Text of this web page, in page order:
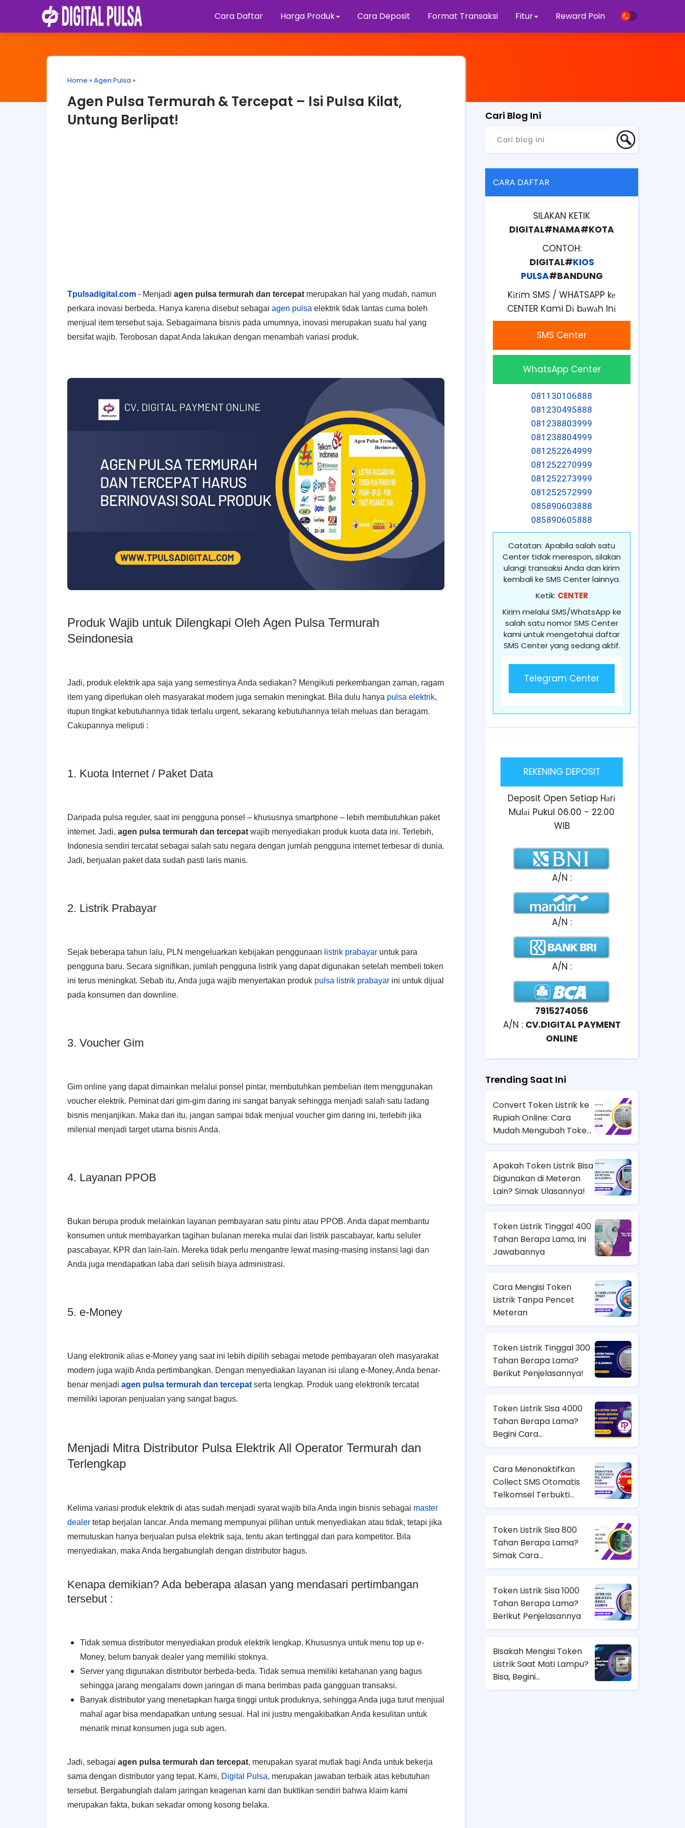
Cara Daftar Harga Produk Cara Deposit Format Transaksi Fitur Reward Poin
Home »Agen Pulsa »
Agen Pulsa Termurah & Tercepat – Isi Pulsa Kilat,
Untung Berlipat!
Tpulsadigital.com - Menjadi agen pulsa termurah dan tercepat merupakan hal yang mudah, namun
perkara inovasi berbeda. Hanya karena disebut sebagai agen pulsa elektrik tidak lantas cuma boleh
menjual item tersebut saja. Sebagaimana bisnis pada umumnya, inovasi merupakan suatu hal yang
bersifat wajib. Terobosan dapat Anda lakukan dengan menambah variasi produk.
Produk Wajib untuk Dilengkapi Oleh Agen Pulsa Termurah
Seindonesia
Jadi, produk elektrik apa saja yang semestinya Anda sediakan? Mengikuti perkembangan zaman, ragam
item yang diperlukan oleh masyarakat modern juga semakin meningkat. Bila dulu hanya pulsa elektrik,
itupun tingkat kebutuhannya tidak terlalu urgent, sekarang kebutuhannya telah meluas dan beragam.
Cakupannya meliputi :
1. Kuota Internet / Paket Data
Daripada pulsa reguler, saat ini pengguna ponsel – khususnya smartphone – lebih membutuhkan paket
internet. Jadi, agen pulsa termurah dan tercepat wajib menyediakan produk kuota data ini. Terlebih,
Indonesia sendiri tercatat sebagai salah satu negara dengan jumlah pengguna internet terbesar di dunia.
Jadi, berjualan paket data sudah pasti laris manis.
2. Listrik Prabayar
Sejak beberapa tahun lalu, PLN mengeluarkan kebijakan penggunaan listrik prabayar untuk para
pengguna baru. Secara signifikan, jumlah pengguna listrik yang dapat digunakan setelah membeli token
ini terus meningkat. Sebab itu, Anda juga wajib menyertakan produk pulsa listrik prabayar ini untuk dijual
pada konsumen dan downline.
3. Voucher Gim
Gim online yang dapat dimainkan melalui ponsel pintar, membutuhkan pembelian item menggunakan
voucher elektrik. Peminat dari gim-gim daring ini sangat banyak sehingga menjadi salah satu ladang
bisnis menjanjikan. Maka dari itu, jangan sampai tidak menjual voucher gim daring ini, terlebih jika
milenial menjadi target utama bisnis Anda.
4. Layanan PPOB
Bukan berupa produk melainkan layanan pembayaran satu pintu atau PPOB. Anda dapat membantu
konsumen untuk membayarkan tagihan bulanan mereka mulai dari listrik pascabayar, kartu seluler
pascabayar, KPR dan lain-lain. Mereka tidak perlu mengantre lewat masing-masing instansi lagi dan
Anda juga mendapatkan laba dari selisih biaya administrasi.
5. e-Money
Uang elektronik alias e-Money yang saat ini lebih dipilih sebagai metode pembayaran oleh masyarakat
modern juga wajib Anda pertimbangkan. Dengan menyediakan layanan isi ulang e-Money, Anda benar-
benar menjadi agen pulsa termurah dan tercepat serta lengkap. Produk uang elektronik tercatat
memiliki laporan penjualan yang sangat bagus.
Menjadi Mitra Distributor Pulsa Elektrik All Operator Termurah dan
Terlengkap
Kelima variasi produk elektrik di atas sudah menjadi syarat wajib bila Anda ingin bisnis sebagai master
dealer tetap berjalan lancar. Anda memang mempunyai pilihan untuk menyediakan atau tidak, tetapi jika
memutuskan hanya berjualan pulsa elektrik saja, tentu akan tertinggal dari para kompetitor. Bila
menyediakan, maka Anda bergabunglah dengan distributor bagus.
Kenapa demikian? Ada beberapa alasan yang mendasari pertimbangan
tersebut :
Tidak semua distributor menyediakan produk elektrik lengkap. Khususnya untuk menu top up e-
Money, belum banyak dealer yang memiliki stoknya.
Server yang digunakan distributor berbeda-beda. Tidak semua memiliki ketahanan yang bagus
sehingga jarang mengalami down jaringan di mana berimbas pada gangguan transaksi.
Banyak distributor yang menetapkan harga tinggi untuk produknya, sehingga Anda juga turut menjual
mahal agar bisa mendapatkan untung sesuai. Hal ini justru mengakibatkan Anda kesulitan untuk
menarik minat konsumen juga sub agen.
Jadi, sebagai agen pulsa termurah dan tercepat, merupakan syarat mutlak bagi Anda untuk bekerja
sama dengan distributor yang tepat. Kami, Digital Pulsa, merupakan jawaban terbaik atas kebutuhan
tersebut. Bergabunglah dalam jaringan keagenan kami dan buktikan sendiri bahwa klaim kami
merupakan fakta, bukan sekadar omong kosong belaka.
Cari Blog Ini
CARA DAFTAR
SILAKAN KETIK
DIGITAL#NAMA#KOTA
CONTOH:
DIGITAL#KIOS
PULSA#BANDUNG
Kіrіm SMS / WHATSAPP kе
CENTER Kami Dі bаwаh Inі
SMS Center
WhatsApp Center
081130106888
081230495888
081238803999
081238804999
081252264999
081252270999
081252273999
081252572999
085890603888
085890605888
Catatan: Apabila salah satu
Center tidak merespon, silakan
ulangi transaksi Anda dan kirim
kembali ke SMS Center lainnya.
Ketik: CENTER
Kirim melalui SMS/WhatsApp ke
salah satu nomor SMS Center
kami untuk mengetahui daftar
SMS Center yang sedang aktif.
Telegram Center
REKENING DEPOSIT
Deposit Open Setiap Hаrі
Mulаі Pukul 06.00 - 22.00
WIB
A/N :
A/N :
A/N :
7915274056
A/N : CV.DIGITAL PAYMENT
ONLINE
Trending Saat Ini
Convert Token Listrik ke
Rupiah Online: Cara
Mudah Mengubah Token
Jadi Uang Tunai
Apakah Token Listrik Bisa
Digunakan di Meteran
Lain? Simak Ulasannya!
Token Listrik Tinggal 400
Tahan Berapa Lama, Ini
Jawabannya
Cara Mengisi Token
Listrik Tanpa Pencet
Meteran
Token Listrik Tinggal 300
Tahan Berapa Lama?
Berikut Penjelasannya!
Token Listrik Sisa 4000
Tahan Berapa Lama?
Begini Cara
Menghitungnya
Cara Menonaktifkan
Collect SMS Otomatis
Telkomsel Terbukti
Efektif dan
Token Listrik Sisa 800
Tahan Berapa Lama?
Simak Cara
Menghitungnya dengan
Token Listrik Sisa 1000
Tahan Berapa Lama?
Berikut Penjelasannya
Bisakah Mengisi Token
Listrik Saat Mati Lampu?
Bisa, Begini
Penjelasannya